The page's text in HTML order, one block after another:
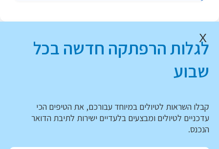
X
לגלות הרפתקה חדשה בכל
שבוע
קבלו השראות לטיולים במיוחד עבורכם, את הטיפים הכי
עדכניים לטיולים ומבצעים בלעדיים ישירות לתיבת הדואר
הנכנס.